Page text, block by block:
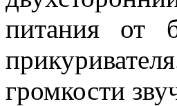
питания от
громкости